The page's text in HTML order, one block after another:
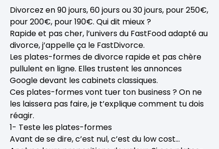
Divorcez en 90 jours, 60 jours ou 30 jours, pour 250€,
pour 200€, pour 190€. Qui dit mieux ?
Rapide et pas cher, l’univers du FastFood adapté au
divorce, j’appelle ça le FastDivorce.
Les plates-formes de divorce rapide et pas chère
pullulent en ligne. Elles trustent les annonces
Google devant les cabinets classiques.
Ces plates-formes vont tuer ton business ? On ne
les laissera pas faire, je t’explique comment tu dois
réagir.
1- Teste les plates-formes
Avant de se dire, c’est nul, c’est du low cost…